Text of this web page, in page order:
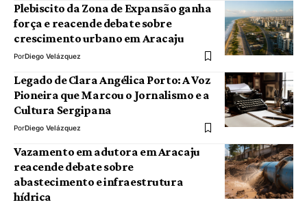
Plebiscito da Zona de Expansão ganha
força e reacende debate sobre
crescimento urbano em Aracaju
PorDiego Velázquez
Legado de Clara Angélica Porto: A Voz
Pioneira que Marcou o Jornalismo e a
Cultura Sergipana
PorDiego Velázquez
Vazamento em adutora em Aracaju
reacende debate sobre
abastecimento e infraestrutura
hídrica